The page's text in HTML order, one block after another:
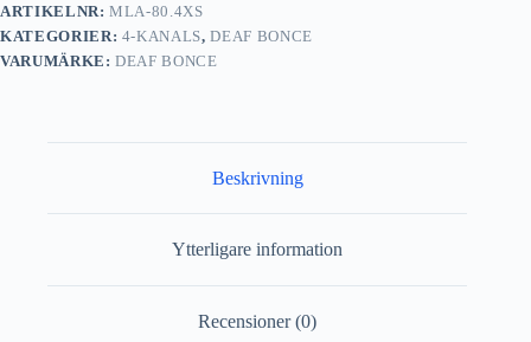
ARTIKELNR:MLA-80.4XS
KATEGORIER: 4-KANALS,DEAF BONCE
VARUMÄRKE:DEAF BONCE
Beskrivning
Ytterligare information
Recensioner (0)